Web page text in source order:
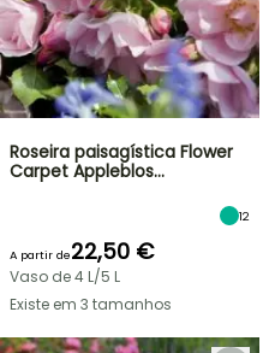
Roseira paisagística Flower
Carpet Appleblos…
12
A partir de22,50 €
Vaso de 4 L/5 L
Existe em 3 tamanhos